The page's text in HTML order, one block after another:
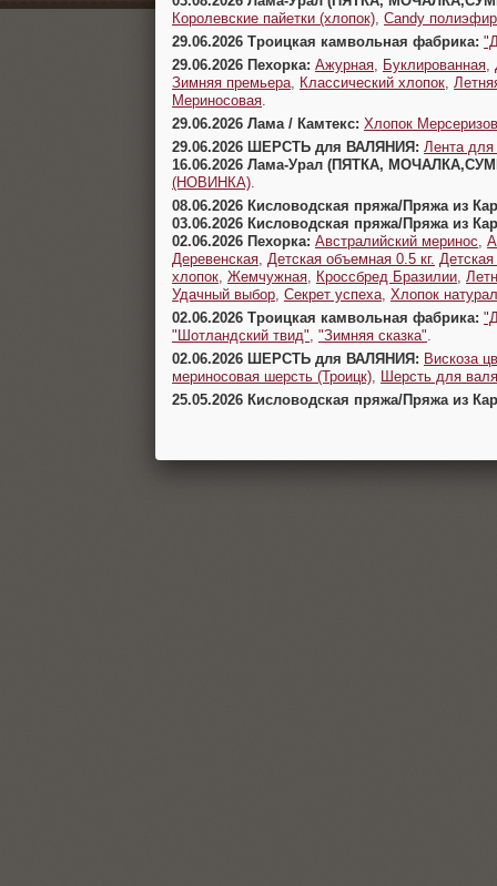
Королевские пайетки (хлопок) Candy
29.06.2026 Троицкая камвольная фабрика:
29.06.2026 Пехорка: Ажурная Буклированная
Зимняя премьера
Классический хлопок
Мериносовая
29.06.2026 Лама / Камтекс: Хлопок
29.06.2026 ШЕРСТЬ для ВАЛЯНИЯ: Лента для
16.06.2026 Лама-Урал (ПЯТКА,
(НОВИНКА)
08.06.2026 Кисловодская пряжа/Пряжа из
03.06.2026 Кисловодская пряжа/Пряжа из
02.06.2026 Пехорка: Австралийский меринос
Деревенская Детская объемная 0.5 кг.
хлопок Жемчужная Кроссбред Бразилии
Удачный выбор Секрет успеха Хлопок
02.06.2026 Троицкая камвольная фабрика:
"Шотландский твид" "Зимняя сказка"
02.06.2026 ШЕРСТЬ для ВАЛЯНИЯ: Вискоза
мериносовая шерсть (Троицк)
Шерсть для
25.05.2026 Кисловодская пряжа/Пряжа из